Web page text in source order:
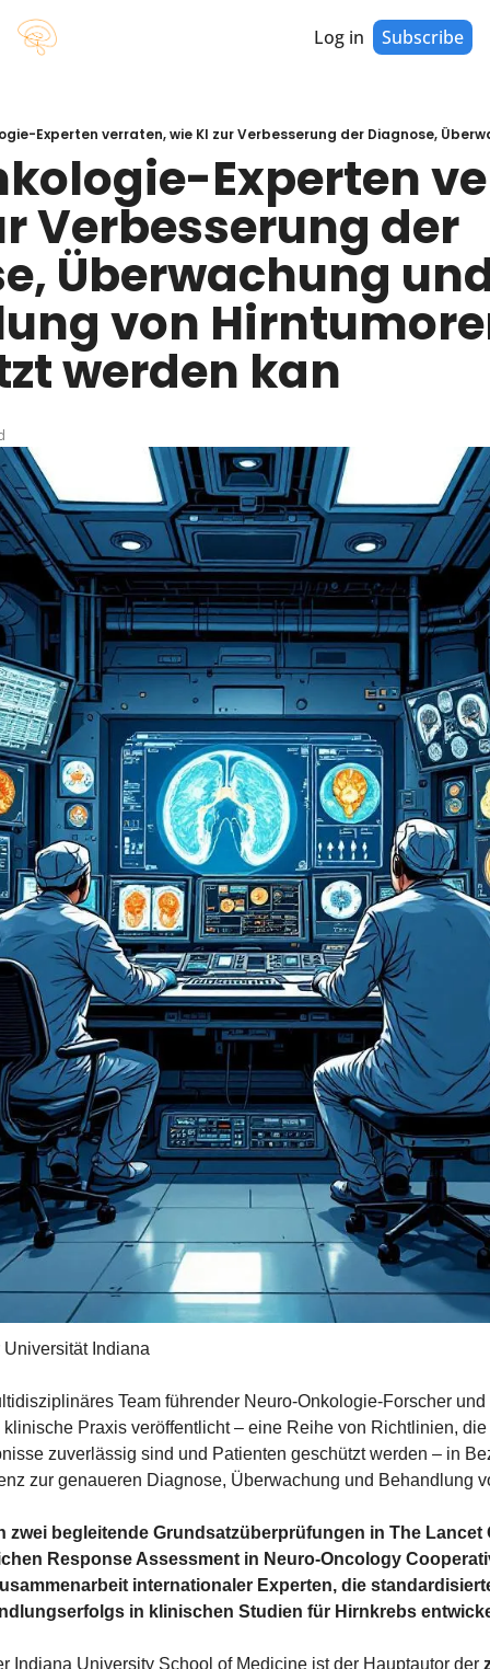
Log in Subscribe
Experten
Verbesserung der
Überwachung
von
werden kan
Indiana
Team führender Neuro-Onkologie-Forscher
Praxis veröffentlicht – eine Reihe von Richtlinien,
zuverlässig sind und Patienten geschützt werden – in
zur genaueren Diagnose, Überwachung und Behandlung
zwei begleitende Grundsatzüberprüfungen in The Lancet
Response Assessment in Neuro-Oncology
internationaler Experten, die
in klinischen Studien für Hirnkrebs
Indiana University School of Medicine ist der Hauptautor der